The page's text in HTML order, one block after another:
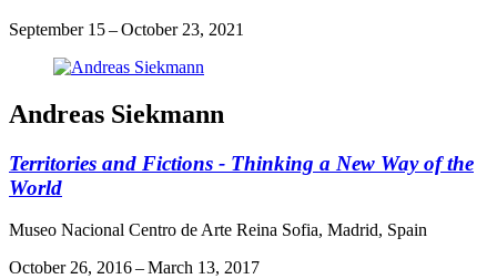
September 15 – October 23, 2021
Andreas Siekmann
Territories and Fictions - Thinking a New Way of the
World
Museo Nacional Centro de Arte Reina Sofia, Madrid, Spain
October 26, 2016 – March 13, 2017